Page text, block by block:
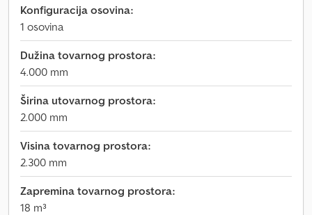
Konfiguracija osovina:
1 osovina
Dužina tovarnog prostora:
4.000 mm
Širina utovarnog prostora:
2.000 mm
Visina tovarnog prostora:
2.300 mm
Zapremina tovarnog prostora:
18 m³